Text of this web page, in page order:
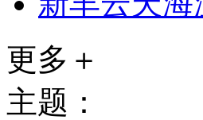
更多＋
主题：